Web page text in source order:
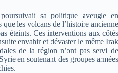
sa politique aveugle en
que les volcans de l’histoire ancienne
éteints. Ces interventions aux côtés
envahir et dévaster le même Irak
de la région n’ont pas servi de
en soutenant des groupes armées